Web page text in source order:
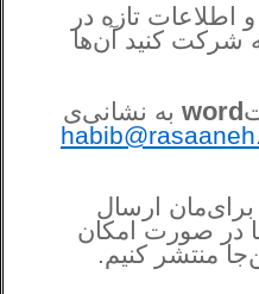
و اطلاعات تازه در
شرکت کنید آن‌ها
word به نشانی‌ی
برای‌مان ارسال
در صورت امکان
منتشر کنیم.